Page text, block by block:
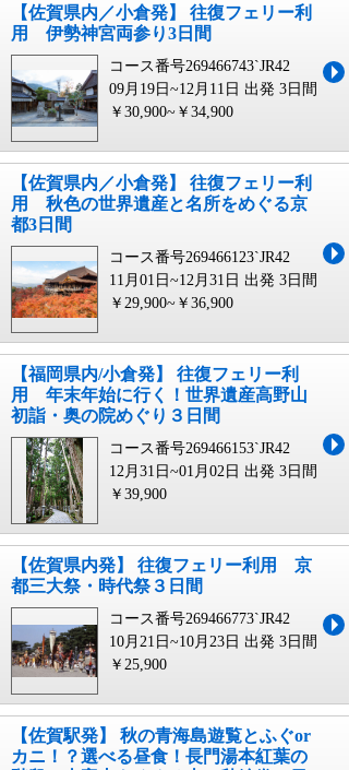
【佐賀県内／小倉発】 往復フェリー利
用 伊勢神宮両参り3日間
コース番号269466743`JR42
09月19日~12月11日 出発 3日間
￥30,900~￥34,900
【佐賀県内／小倉発】 往復フェリー利
用 秋色の世界遺産と名所をめぐる京
都3日間
コース番号269466123`JR42
11月01日~12月31日 出発 3日間
￥29,900~￥36,900
【福岡県内/小倉発】 往復フェリー利
用 年末年始に行く！世界遺産高野山
初詣・奥の院めぐり３日間
コース番号269466153`JR42
12月31日~01月02日 出発 3日間
￥39,900
【佐賀県内発】 往復フェリー利用 京
都三大祭・時代祭３日間
コース番号269466773`JR42
10月21日~10月23日 出発 3日間
￥25,900
【佐賀駅発】 秋の青海島遊覧とふぐor
カニ！？選べる昼食！長門湯本紅葉の